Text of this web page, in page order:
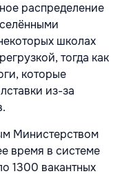
распределение
школах
тогда как
которые
из-за
Министерством
время в системе
1300 вакантных